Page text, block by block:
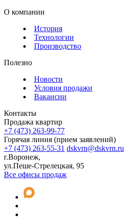
О компании
История
Технологии
Производство
Полезно
Новости
Условия продажи
Вакансии
Контакты
Продажа квартир
+7 (473) 263-99-77
Горячая линия (прием заявлений)
+7 (473) 263-55-31 dskvrn@dskvrn.ru
г.Воронеж,
ул.Пеше-Стрелецкая, 95
Все офисы продаж